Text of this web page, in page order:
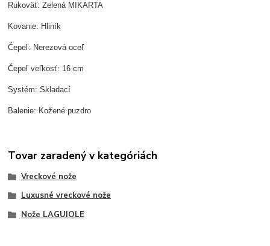
Rukoväť: Zelená MIKARTA
Kovanie: Hliník
Čepeľ: Nerezová oceľ
Čepeľ veľkosť: 16 cm
Systém: Skladací
Balenie: Kožené puzdro
Tovar zaradený v kategóriách
Vreckové nože
Luxusné vreckové nože
Nože LAGUIOLE